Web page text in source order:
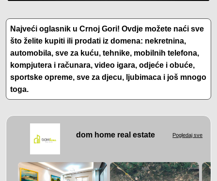
Najveći oglasnik u Crnoj Gori! Ovdje možete naći sve
što želite kupiti ili prodati iz domena: nekretnina,
automobila, sve za kuću, tehnike, mobilnih telefona,
kompjutera i računara, video igara, odjeće i obuće,
sportske opreme, sve za djecu, ljubimaca i još mnogo
toga.
dom home real estate Pogledaj sve